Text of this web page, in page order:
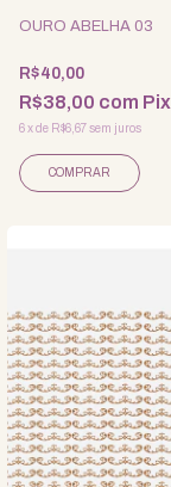
OURO ABELHA 03
R$40,00
R$38,00 com Pix
6 xde R$6,67 sem juros